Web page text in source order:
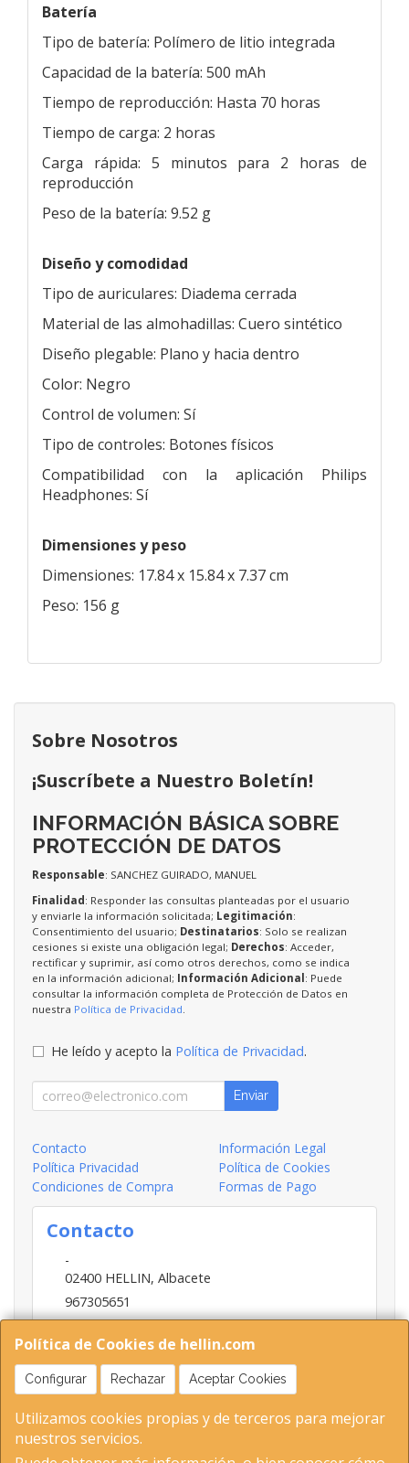
Batería
Tipo de batería: Polímero de litio integrada
Capacidad de la batería: 500 mAh
Tiempo de reproducción: Hasta 70 horas
Tiempo de carga: 2 horas
Carga rápida: 5 minutos para 2 horas de
reproducción
Peso de la batería: 9.52 g
Diseño y comodidad
Tipo de auriculares: Diadema cerrada
Material de las almohadillas: Cuero sintético
Diseño plegable: Plano y hacia dentro
Color: Negro
Control de volumen: Sí
Tipo de controles: Botones físicos
Compatibilidad con la aplicación Philips
Headphones: Sí
Dimensiones y peso
Dimensiones: 17.84 x 15.84 x 7.37 cm
Peso: 156 g
Política de Cookies de hellin.com
Configurar Rechazar Aceptar Cookies
Utilizamos cookies propias y de terceros para mejorar
nuestros servicios.
Sobre Nosotros
¡Suscríbete a Nuestro Boletín!
INFORMACIÓN BÁSICA SOBRE
PROTECCIÓN DE DATOS
Responsable: SANCHEZ GUIRADO, MANUEL
Finalidad: Responder las consultas planteadas por el usuario
y enviarle la información solicitada; Legitimación:
Consentimiento del usuario; Destinatarios: Solo se realizan
cesiones si existe una obligación legal; Derechos: Acceder,
rectificar y suprimir, así como otros derechos, como se indica
en la información adicional; Información Adicional: Puede
consultar la información completa de Protección de Datos en
nuestra Política de Privacidad
He leído y acepto la Política de Privacidad.
Enviar
Contacto
Información Legal
Política Privacidad
Política de Cookies
Condiciones de Compra
Formas de Pago
Contacto
-
02400 HELLIN, Albacete
967305651
INFO@HELLIN.COM
Horario
09:00-13:30; 16:30-20:30